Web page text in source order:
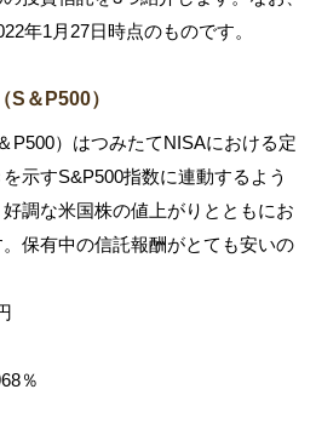
年1月27日時点のものです。
＆P500）
P500）はつみたてNISAにおける定
示すS&P500指数に連動するよう
調な米国株の値上がりとともにお
保有中の信託報酬がとても安いの
％